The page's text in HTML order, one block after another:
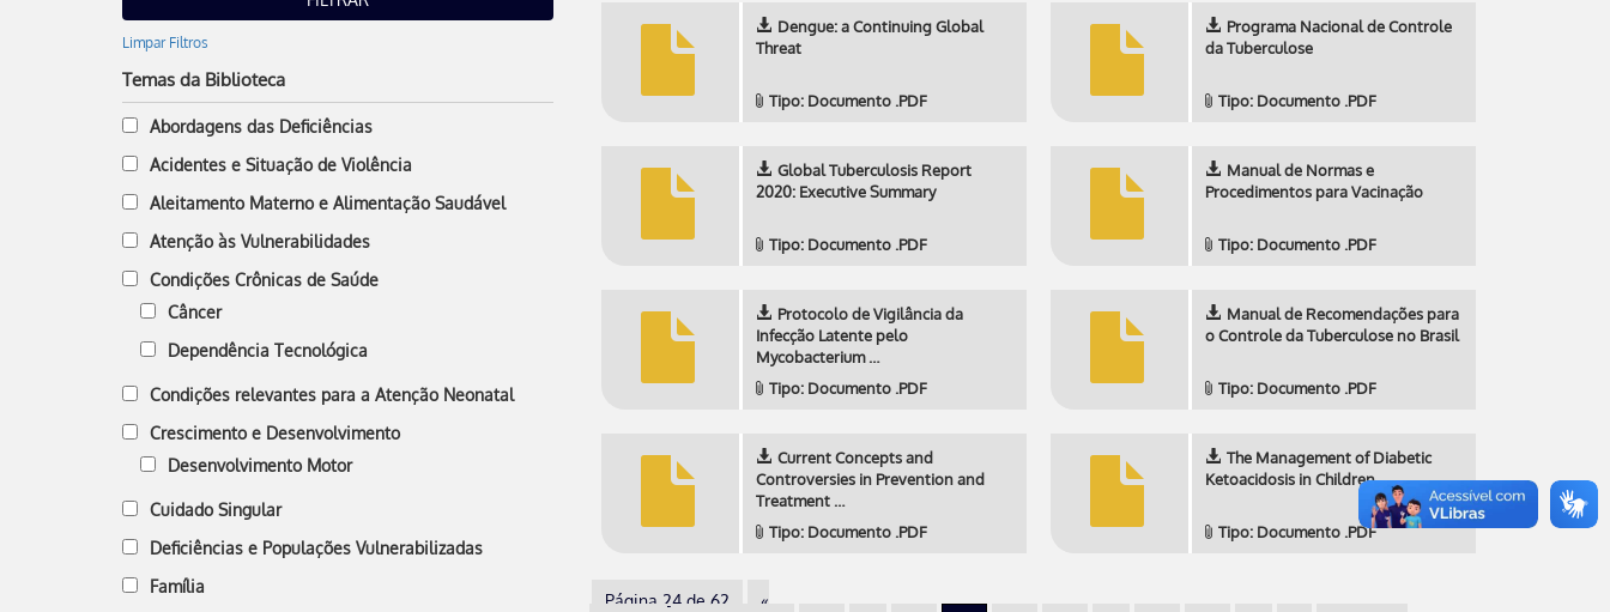
Limpar Filtros
Temas da Biblioteca
Abordagens das Deficiências
Acidentes e Situação de Violência
Aleitamento Materno e Alimentação Saudável
Atenção às Vulnerabilidades
Condições Crônicas de Saúde
Câncer
Dependência Tecnológica
Condições relevantes para a Atenção Neonatal
Crescimento e Desenvolvimento
Desenvolvimento Motor
Cuidado Singular
Deficiências e Populações Vulnerabilizadas
Família
Dengue: a Continuing Global
Threat
Tipo: Documento .PDF
Programa Nacional de Controle
da Tuberculose
Tipo: Documento .PDF
Global Tuberculosis Report
2020: Executive Summary
Tipo: Documento .PDF
Manual de Normas e
Procedimentos para Vacinação
Tipo: Documento .PDF
Protocolo de Vigilância da
Infecção Latente pelo
Mycobacterium …
Tipo: Documento .PDF
Manual de Recomendações para
o Controle da Tuberculose no Brasil
Tipo: Documento .PDF
Current Concepts and
Controversies in Prevention and
Treatment …
Tipo: Documento .PDF
The Management of Diabetic
Ketoacidosis in Children
Tipo: Documento .PDF
Página 24 de 62
«